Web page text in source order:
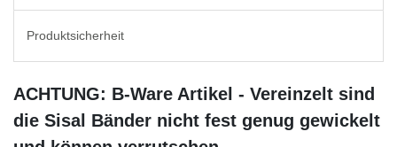
Produktsicherheit
ACHTUNG: B-Ware Artikel - Vereinzelt sind
die Sisal Bänder nicht fest genug gewickelt